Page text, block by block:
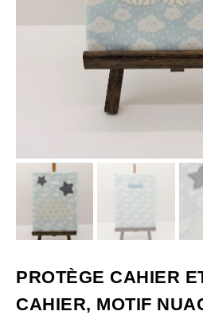
PROTÈGE CAHIER
CAHIER, MOTIF